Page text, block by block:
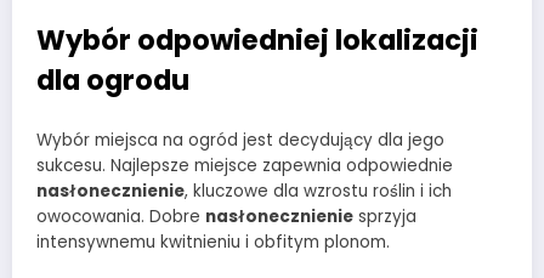
Wybór odpowiedniej lokalizacji
dla ogrodu
Wybór miejsca na ogród jest decydujący dla jego
sukcesu. Najlepsze miejsce zapewnia odpowiednie
nasłonecznienie, kluczowe dla wzrostu roślin i ich
owocowania. Dobre nasłonecznienie sprzyja
intensywnemu kwitnieniu i obfitym plonom.